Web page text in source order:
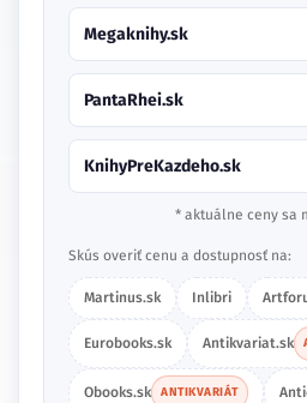
Megaknihy.sk
PantaRhei.sk
KnihyPreKazdeho.sk
* aktuálne ceny sa
Skús overiť cenu a dostupnosť na:
Martinus.sk Inlibri
Eurobooks.sk Antikvariat.sk
Obooks.sk ANTIKVARIÁT